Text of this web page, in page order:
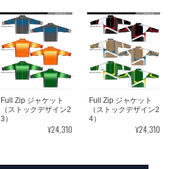
Full Zip ジャケット
（ストックデザイン2
3）
¥24,310
Full Zip ジャケット
（ストックデザイン2
4）
¥24,310